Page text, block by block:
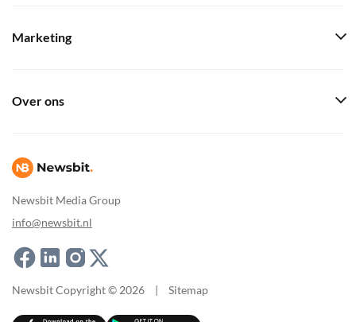
Newsbit Media Group
info@newsbit.nl
Marketing
Over ons
Newsbit Copyright © 2026 | Sitemap